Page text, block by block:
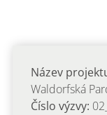
Název
Waldorfská
Číslo výzvy: